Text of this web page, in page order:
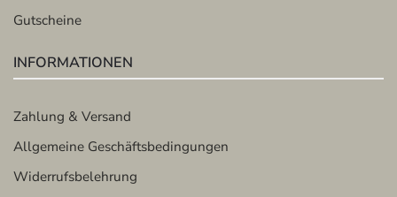
Gutscheine
INFORMATIONEN
Zahlung & Versand
Allgemeine Geschäftsbedingungen
Widerrufsbelehrung